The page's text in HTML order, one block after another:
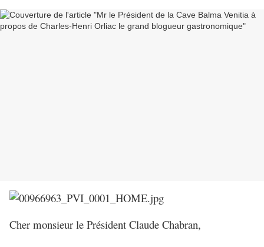
Cher monsieur le Président Claude Chabran,